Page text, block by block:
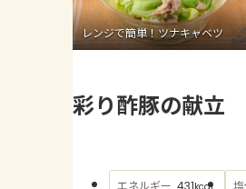
レンジで簡単！ツナキャベツ
彩り酢豚の献立
エネルギー 431